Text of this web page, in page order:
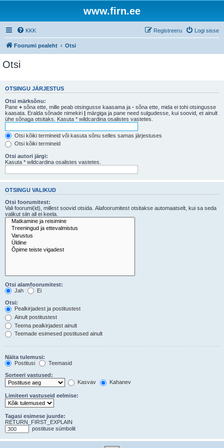
www.firn.ee
KKK Logi sisse
Registreeru
Foorumi pealeht Otsi
Otsi
OTSINGU JÄRJESTUS
Otsi märksõnu:
Pane + sõna ette, mille peab otsingusse kaasama ja - sõna ette, mida ei tohi otsingusse
kaasata. Eralda sõnade nimekiri | märgiga ja pane need sulgudesse, kui soovid, et ainult
ühe sõnaga otsitaks. Kasuta * wildcardina osalistes vastetes.
Otsi kõiki termineid või kasuta sõnu selles samas järjestuses
Otsi kõiki termineid
Otsi autori järgi:
Kasuta * wildcardina osalistes vastetes.
OTSINGU VALIKUD
Otsi foorumitest:
Vali foorumi(id), millest soovid otsida. Alafoorumitest otsitakse automaatselt, kui sa seda
valikut siin all ei keela.
Otsi alamfoorumitest:
Jah
Ei
Otsi:
Pealkirjadest ja postitustest
Ainult postitustest
Teema pealkirjadest ainult
Teemade esimesed postitused ainult
Näita tulemusi:
Postitusi
Teemasid
Sorteeri vastused:
Kasvav
Kahanev
Limiteeri vastuseid eelmise:
Tagasi esimese juurde:
RETURN_FIRST_EXPLAIN
postituse sümbolit